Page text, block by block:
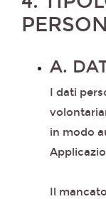
A.
I dati
in modo
Il